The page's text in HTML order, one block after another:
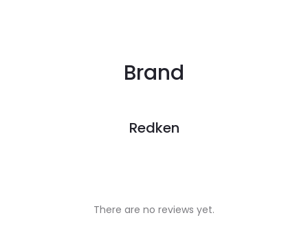
Brand
Redken
There are no reviews yet.